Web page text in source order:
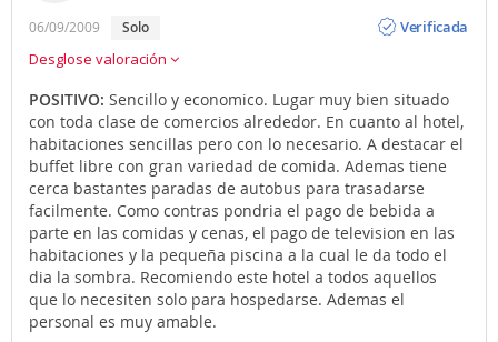
06/09/2009 solo
Verificada
Desglose valoración
POSITIVO: Sencillo y economico. Lugar muy bien situado
con toda clase de comercios alrededor. En cuanto al hotel,
habitaciones sencillas pero con lo necesario. A destacar el
buffet libre con gran variedad de comida. Ademas tiene
cerca bastantes paradas de autobus para trasadarse
facilmente. Como contras pondria el pago de bebida a
parte en las comidas y cenas, el pago de television en las
habitaciones y la pequeña piscina a la cual le da todo el
dia la sombra. Recomiendo este hotel a todos aquellos
que lo necesiten solo para hospedarse. Ademas el
personal es muy amable.